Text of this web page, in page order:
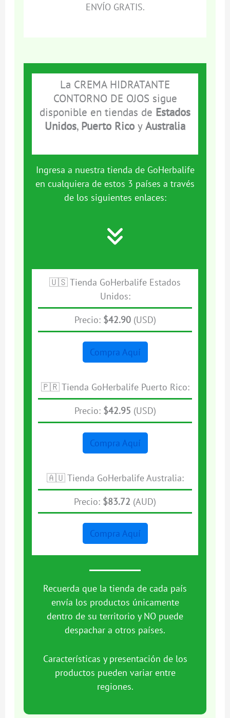
ENVÍO GRATIS.
La CREMA HIDRATANTE
CONTORNO DE OJOS sigue
disponible en tiendas de Estados
Unidos, Puerto Rico yAustralia
Ingresa a nuestra tienda de GoHerbalife
en cualquiera de estos 3 países a través
de los siguientes enlaces:
🇺🇸 Tienda GoHerbalife Estados
Unidos:
Precio: $42.90(USD)
Compra Aquí
🇵🇷 Tienda GoHerbalife Puerto Rico:
Precio: $42.95 (USD)
Compra Aquí
🇦🇺 Tienda GoHerbalife Australia:
Precio: $83.72 (AUD)
Compra Aquí
Recuerda que la tienda de cada país
envía los productos únicamente
dentro de su territorio y NO puede
despachar a otros países.
Características y presentación de los
productos pueden variar entre
regiones.